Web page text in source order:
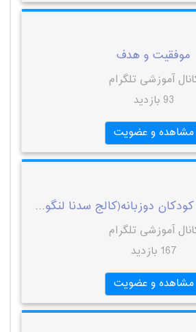
موفقیت و هدف
آموزشی تلگرام
93 بازدید
مشاهده و عضویت
آموزش انگلیسی کودکان دوزبانه(کالج سدنا لنگوئج)
آموزشی تلگرام
167 بازدید
مشاهده و عضویت